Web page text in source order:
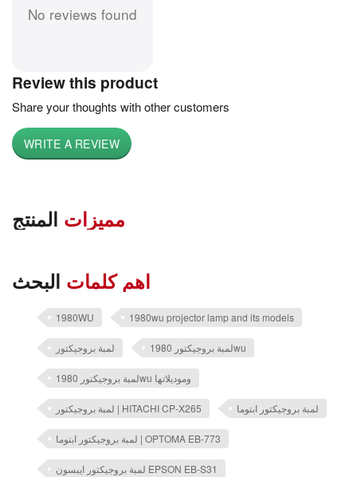
No reviews found
Review this product
Share your thoughts with other customers
WRITE A REVIEW
مميزات المنتج
اهم كلمات البحث
1980WU 1980wu projector lamp and its models
لمبة بروجيكتور لمبة بروجيكتور 1980wu
لمبة بروجيكتور 1980wu وموديلاتها
لمبة بروجيكتور | HITACHI CP-X265 لمبة بروجيكتور ابتوما
لمبة بروجيكتور ابتوما | OPTOMA EB-773
لمبة بروجيكتور ايبسون EPSON EB-S31